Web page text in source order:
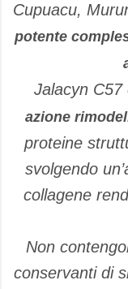
Cupuacu,
potente
Jalacyn C57
azione
proteine
svolgendo
collagene
Non
conservanti di